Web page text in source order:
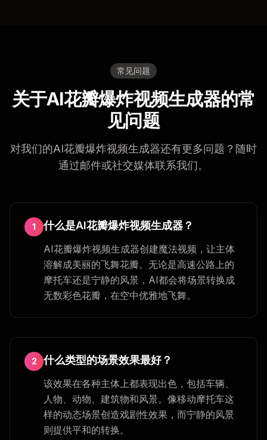
常见问题
关于AI花瓣爆炸视频生成器的常
见问题
对我们的AI花瓣爆炸视频生成器还有更多问题？随时
通过邮件或社交媒体联系我们。
1 什么是AI花瓣爆炸视频生成器？
AI花瓣爆炸视频生成器创建魔法视频，让主体
溶解成美丽的飞舞花瓣。无论是高速公路上的
摩托车还是宁静的风景，AI都会将场景转换成
无数彩色花瓣，在空中优雅地飞舞。
2 什么类型的场景效果最好？
该效果在各种主体上都表现出色，包括车辆、
人物、动物、建筑物和风景。像移动摩托车这
样的动态场景创造戏剧性效果，而宁静的风景
则提供平和的转换。